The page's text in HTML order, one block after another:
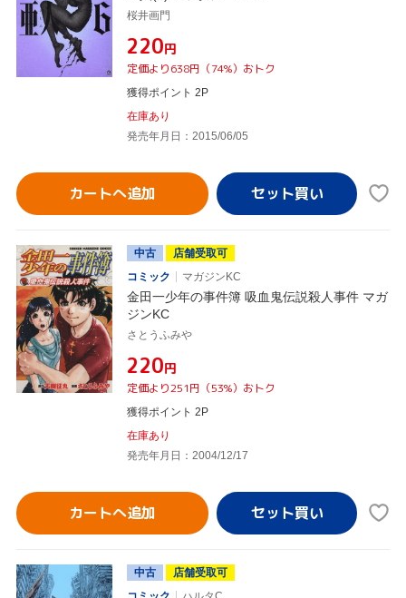
桜井画門
¥220円
定価より638円（74%）おトク
獲得ポイント 2P
在庫あり
発売年月日：2015/06/05
カートへ追加
中古
店舗受取可
コミック
マガジンKC
金田一少年の事件簿 吸血鬼伝説殺人事件 マガ
ジンKC
さとうふみや
¥220円
定価より251円（53%）おトク
獲得ポイント 2P
在庫あり
発売年月日：2004/12/17
カートへ追加
中古
店舗受取可